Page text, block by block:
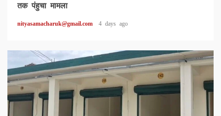
तक पंहुचा मामला
nityasamacharuk@gmail.com 4 days ago